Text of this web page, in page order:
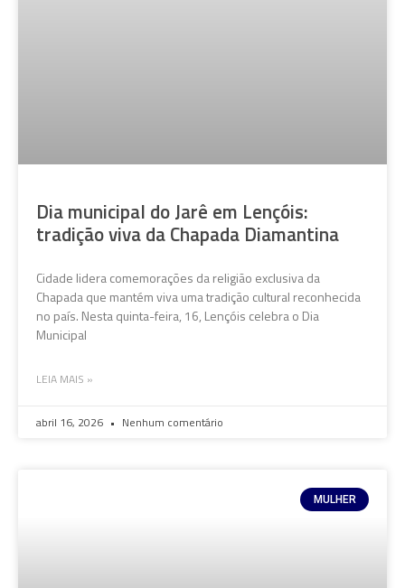
Dia municipal do Jarê em Lençóis:
tradição viva da Chapada Diamantina
Cidade lidera comemorações da religião exclusiva da
Chapada que mantém viva uma tradição cultural reconhecida
no país. Nesta quinta-feira, 16, Lençóis celebra o Dia
Municipal
LEIA MAIS »
abril 16, 2026 Nenhum comentário
MULHER